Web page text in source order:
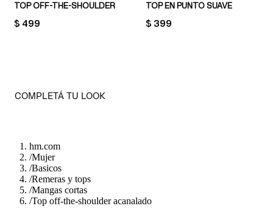
TOP OFF-THE-SHOULDER
PRICE:
$ 499
TOP EN PUNTO SUAVE
PRICE:
$ 399
COMPLETÁ TU LOOK
hm.com
/Mujer
/Basicos
/Remeras y tops
/Mangas cortas
/Top off-the-shoulder acanalado